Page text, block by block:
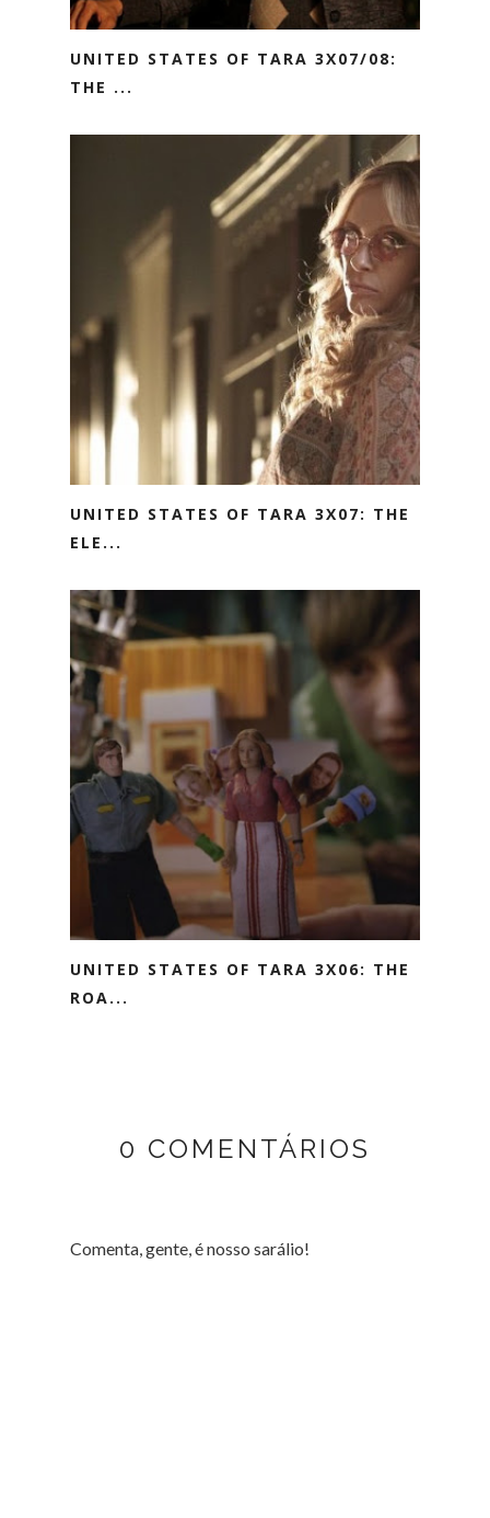
UNITED STATES OF TARA 3X07/08:
THE ...
UNITED STATES OF TARA 3X07: THE
ELE...
UNITED STATES OF TARA 3X06: THE
ROA...
0 COMENTÁRIOS
Comenta, gente, é nosso sarálio!